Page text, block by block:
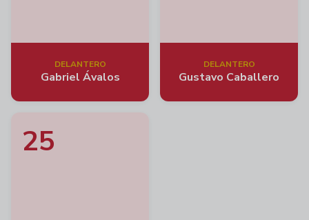
DELANTERO
Gabriel Ávalos
DELANTERO
Gustavo Caballero
25